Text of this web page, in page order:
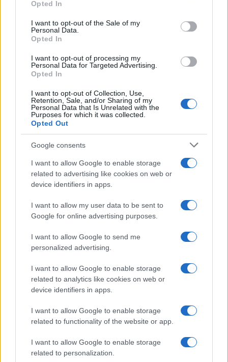
Please note that this website/app uses one or more Google
services and may gather and store information including but
not limited to your visit or usage behaviour. You may click to
grant or deny consent to Google and its third-party tags to
consent section.
Opted In
I want to opt-out of the Sale of my
Personal Data.
Opted In
I want to opt-out of processing my
Personal Data for Targeted Advertising.
Opted In
I want to opt-out of Collection, Use,
Retention, Sale, and/or Sharing of my
Personal Data that Is Unrelated with the
Purposes for which it was collected.
Opted Out
Google consents
I want to allow Google to enable storage
related to advertising like cookies on web or
device identifiers in apps.
I want to allow my user data to be sent to
Google for online advertising purposes.
I want to allow Google to send me
personalized advertising.
I want to allow Google to enable storage
related to analytics like cookies on web or
device identifiers in apps.
I want to allow Google to enable storage
related to functionality of the website or app.
I want to allow Google to enable storage
related to personalization.
InvestirMag
Germania
UK
News Hub UK
Lgbtq News
Investeren 24
NL Newz